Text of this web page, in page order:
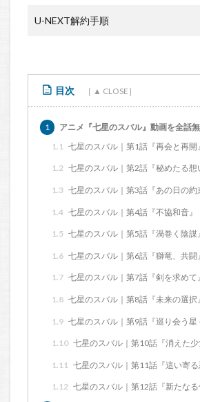
U-NEXT解約手順
目次
1
アニメ『七星のスバル』動画を全話
1.1 七星のスバル｜第1話『再会と再開』
1.2 七星のスバル｜第2話『秘めたる想
1.3 七星のスバル｜第3話『あの日の約
1.4 七星のスバル｜第4話『不協和音』
1.5 七星のスバル｜第5話『渦巻く陰謀』
1.6 七星のスバル｜第6話『獅竜、共闘』
1.7 七星のスバル｜第7話『剣を求めて』
1.8 七星のスバル｜第8話『未来の選択』
1.9 七星のスバル｜第9話『巡り会う星
1.10 七星のスバル｜第10話『消えた少
1.11 七星のスバル｜第11話『這い寄る
1.12 七星のスバル｜第12話『新たなる